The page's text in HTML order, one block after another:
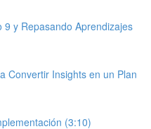
9 y Repasando Aprendizajes
Convertir Insights en un Plan
(3:10)